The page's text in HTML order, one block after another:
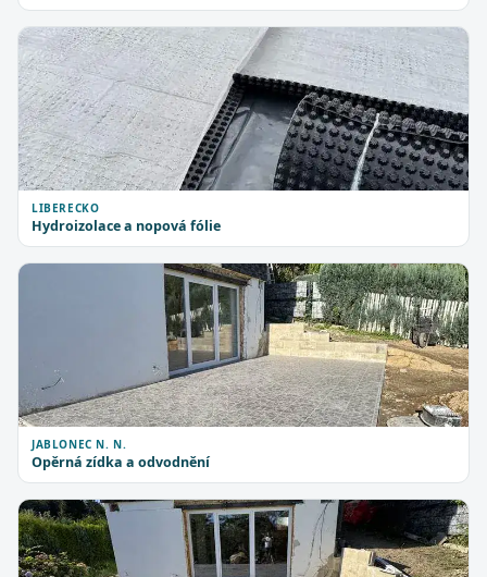
LIBERECKO
Hydroizolace a nopová fólie
JABLONEC N. N.
Opěrná zídka a odvodnění